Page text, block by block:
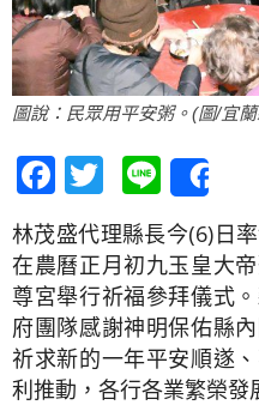
圖說：民眾用平安粥。(圖/宜
Facebook
Twitter
Line
林茂盛代理縣長今(6)日
在農曆正月初九玉皇大
尊宮舉行祈福參拜儀式
府團隊感謝神明保佑縣
祈求新的一年平安順遂
利推動，各行各業繁榮發